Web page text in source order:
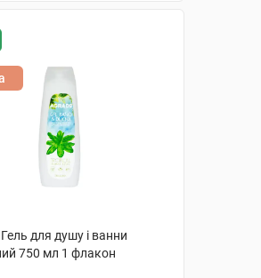
для душу і ванни
750 мл 1 флакон